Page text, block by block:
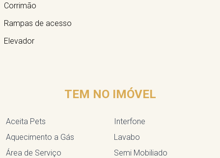
Corrimão
Rampas de acesso
Elevador
TEM NO IMÓVEL
Aceita Pets
Aquecimento a Gás
Área de Serviço
Interfone
Lavabo
Semi Mobiliado